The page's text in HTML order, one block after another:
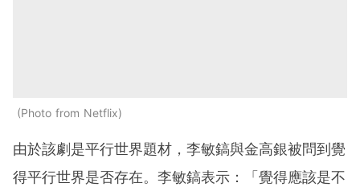
Photo from Netflix
由於該劇是平行世界題材，李敏鎬與金高銀被問到覺
得平行世界是否存在。李敏鎬表示：「覺得應該是不